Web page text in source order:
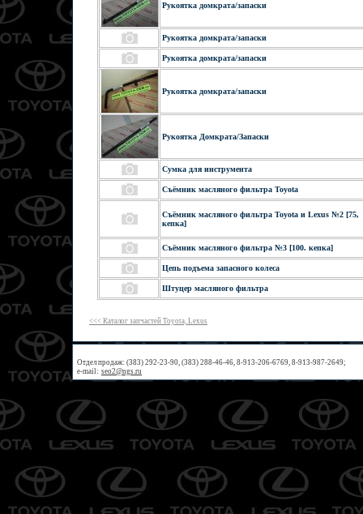
Рукоятка домкрата/запаски
Рукоятка домкрата/запаски
Рукоятка домкрата/запаски
Рукоятка домкрата/запаски
Рукоятка Домкрата/Запаски
Сумка для инструмента
Съёмник масляного фильтра Toyota
Съёмник масляного фильтра Toyota и Lexus №2 [75,
кепка]
Съёмник масляного фильтра №3 [100. кепка]
Цепь подъема запасного колеса
Штуцер масляного фильтра
<<< Каталог запчастей Toyota, Lexus
Отдел продаж: (383) 292-23-90, (383) 288-46-46, 8-913-206-6769, 8-913-987-2649;
e-mail: seo2@ngs.ru